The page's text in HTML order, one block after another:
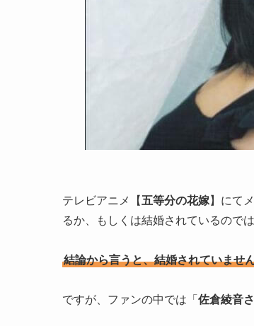
テレビアニメ【 五等分の花嫁】にて
るか、もしくは結婚されているので
結論から言うと、結婚されていませ
ですが、ファンの中では「 佐倉綾音